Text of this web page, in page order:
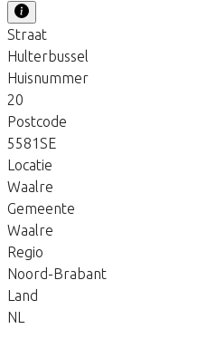
Straat
Hulterbussel
Huisnummer
20
Postcode
5581SE
Locatie
Waalre
Gemeente
Waalre
Regio
Noord-Brabant
Land
NL